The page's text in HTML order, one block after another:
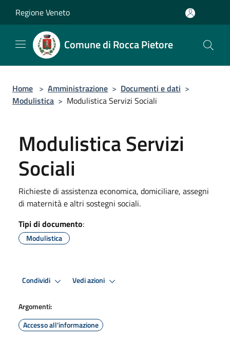
Regione Veneto
Comune di Rocca Pietore
Home > Amministrazione > Documenti e dati >
Modulistica > Modulistica Servizi Sociali
Modulistica Servizi
Sociali
Richieste di assistenza economica, domiciliare, assegni
di maternità e altri sostegni sociali.
Tipi di documento:
Modulistica
Condividi Vedi azioni
Argomenti:
Accesso all'informazione